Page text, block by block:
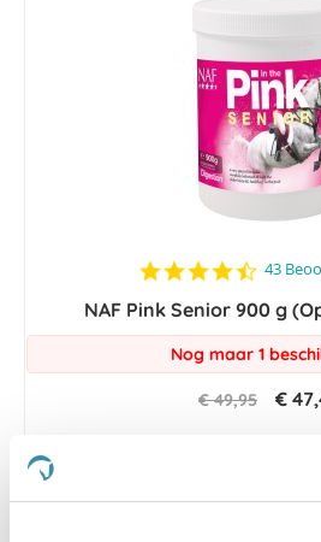
4.5
rating
43
NAF Pink Senior 900 g
Nog maar 1
€ 49,95 €